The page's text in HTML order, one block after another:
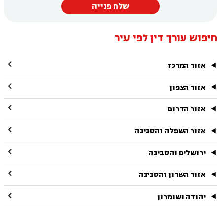
שלח פנייה
חיפוש עורך דין לפי עיר
אזור המרכז 
אזור הצפון 
אזור הדרום 
אזור השפלה והסביבה 
ירושלים והסביבה 
אזור השרון והסביבה 
יהודה ושומרון 